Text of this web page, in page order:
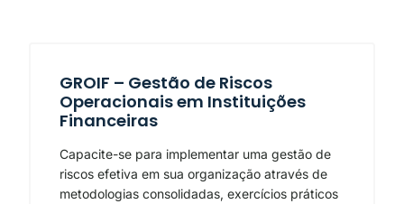
GROIF – Gestão de Riscos
Operacionais em Instituições
Financeiras
Capacite-se para implementar uma gestão de
riscos efetiva em sua organização através de
metodologias consolidadas, exercícios práticos